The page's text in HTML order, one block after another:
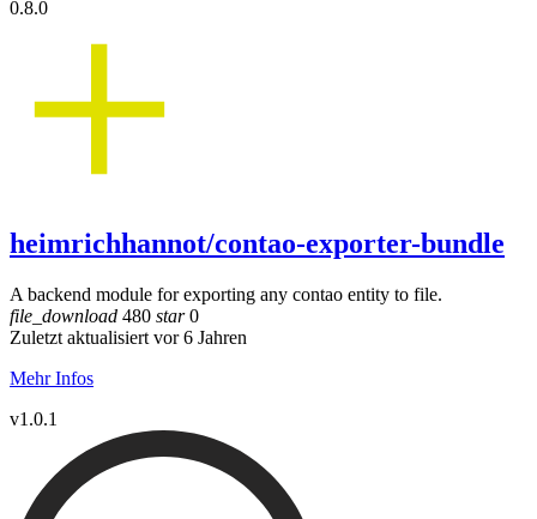
0.8.0
heimrichhannot/contao-exporter-bundle
A backend module for exporting any contao entity to file.
file_download 480 star0
Zuletzt aktualisiert vor 6 Jahren
Mehr Infos
v1.0.1